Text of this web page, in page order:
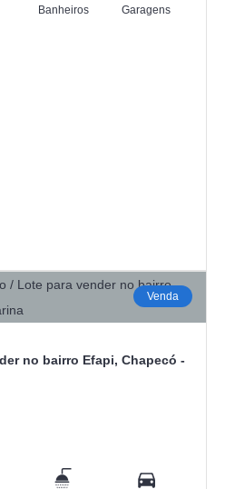
Banheiros
Garagens
Venda
no bairro Efapi, Chapecó -